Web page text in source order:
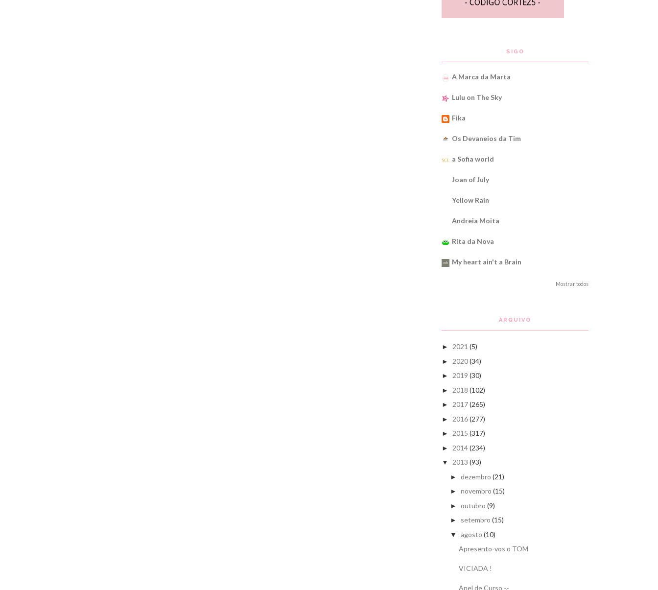
SIGO
A Marca da Marta
Lulu on The Sky
Fika
Os Devaneios da Tim
a Sofia world
Joan of July
Yellow Rain
Andreia Moita
Rita da Nova
My heart ain't a Brain
Mostrar todos
ARQUIVO
► 2021 (5)
► 2020(34)
► 2019 (30)
► 2018 (102)
► 2017(265)
► 2016(277)
► 2015 (317)
► 2014(234)
▼ 2013 (93)
► dezembro (21)
► novembro (15)
► outubro (9)
► setembro (15)
▼ agosto (10)
Apresento-vos o TOM
VICIADA !
Anel de Curso -.-